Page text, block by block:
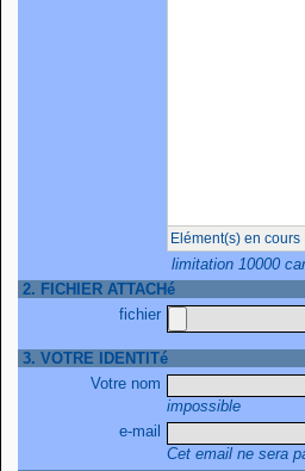
Elément(s) en cours
limitation 10000
2. FICHIER ATTACHé
fichier
3. VOTRE IDENTITé
Votre nom
impossible
e-mail
Cet email ne sera